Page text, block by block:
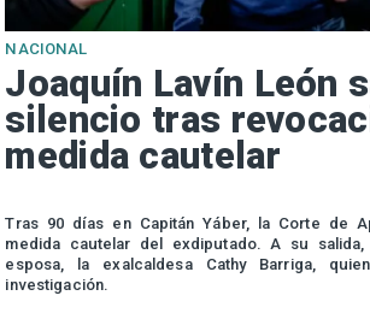
NACIONAL
Joaquín Lavín León
silencio tras
medida cautelar
Tras 90 días en Capitán Yáber, la Corte de
medida cautelar del exdiputado. A su
esposa, la exalcaldesa Cathy Barriga,
investigación.